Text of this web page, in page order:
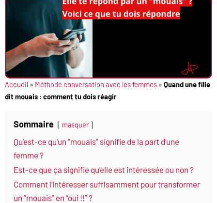
Accueil » Méthode conversation avec les femmes » Quand une fille
dit mouais : comment tu dois réagir
Sommaire masquer
Qu’est-ce qu’un “mouais” signifie de la part d’une
femme ?
Est-ce que ça signifie qu’elle est intéressée ou non ?
Comment l’intéresser suffisamment pour transformer
un “mouais” en “oui !!” ?